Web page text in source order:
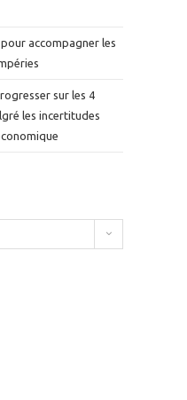
accompagner les
sur les 4
les incertitudes